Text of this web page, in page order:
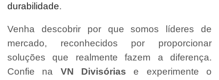
durabilidade.
Venha descobrir por que somos líderes de
mercado, reconhecidos por proporcionar
soluções que realmente fazem a diferença.
Confie na VN Divisórias e experimente o